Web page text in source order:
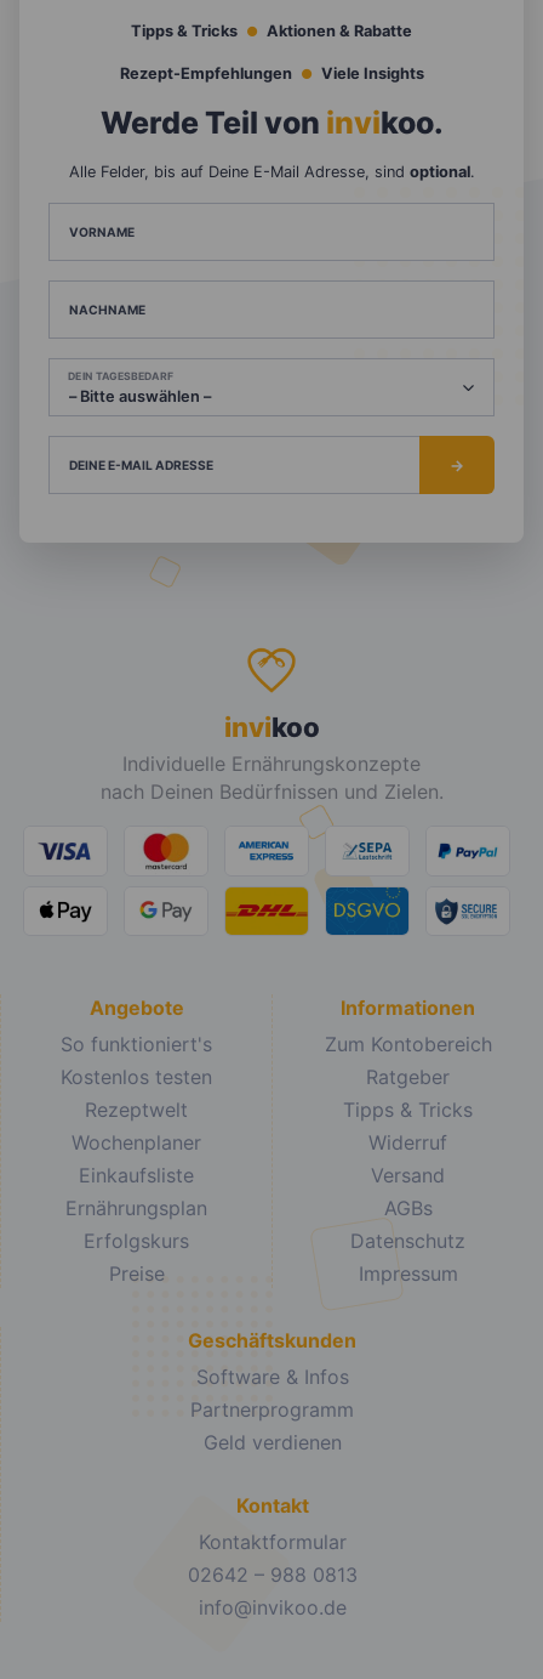
Tipps & Tricks Aktionen & Rabatte
Rezept-Empfehlungen Viele Insights
Werde Teil von invikoo.
Alle Felder, bis auf Deine E-Mail Adresse, sind optional.
VORNAME
NACHNAME
DEIN TAGESBEDARF
DEINE E-MAIL ADRESSE
invikoo
Individuelle Ernährungskonzepte
nach Deinen Bedürfnissen und Zielen.
Angebote
So funktioniert's
Kostenlos testen
Rezeptwelt
Wochenplaner
Einkaufsliste
Ernährungsplan
Erfolgskurs
Preise
Informationen
Zum Kontobereich
Ratgeber
Tipps & Tricks
Widerruf
Versand
AGBs
Datenschutz
Impressum
Geschäftskunden
Software & Infos
Partnerprogramm
Geld verdienen
Kontakt
Kontaktformular
02642 – 988 0813
info@invikoo.de